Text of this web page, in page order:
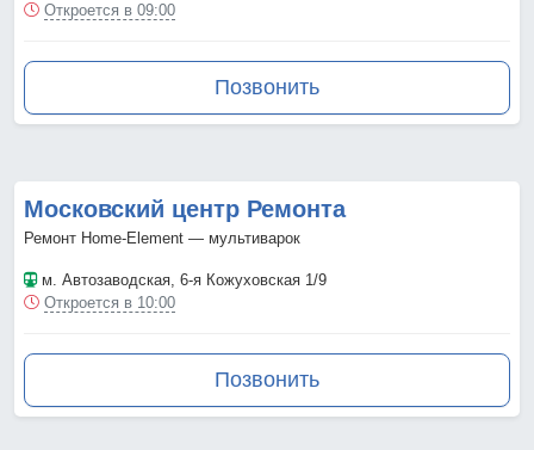
Откроется в 09:00
Позвонить
Московский центр Ремонта
Ремонт Home-Element — мультиварок
м. Автозаводская, 6-я Кожуховская 1/9
Откроется в 10:00
Позвонить